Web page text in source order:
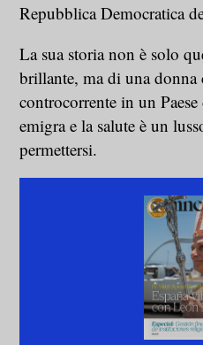
Repubblica Democratica
La sua storia non è solo
brillante, ma di una donna
controcorrente in un
emigra e la salute è un
permettersi.